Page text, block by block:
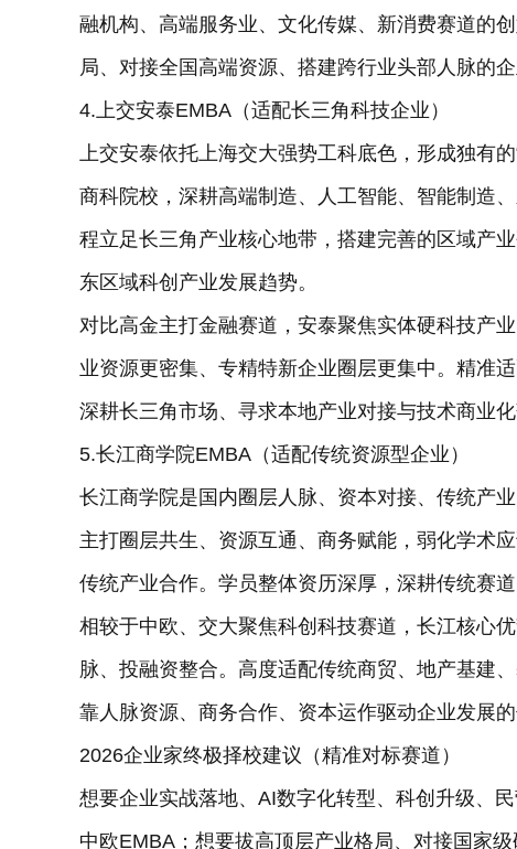
融机构、高端服务业、文化传媒、新消费赛道的
局、对接全国高端资源、搭建跨行业头部人脉的企
4.上交安泰EMBA（适配长三角科技企业）
上交安泰依托上海交大强势工科底色，形成独有
商科院校，深耕高端制造、人工智能、智能制造
程立足长三角产业核心地带，搭建完善的区域产
东区域科创产业发展趋势。
对比高金主打金融赛道，安泰聚焦实体硬科技产
业资源更密集、专精特新企业圈层更集中。精准
深耕长三角市场、寻求本地产业对接与技术商业化
5.长江商学院EMBA（适配传统资源型企业）
长江商学院是国内圈层人脉、资本对接、传统产
主打圈层共生、资源互通、商务赋能，弱化学术
传统产业合作。学员整体资历深厚，深耕传统赛
相较于中欧、交大聚焦科创科技赛道，长江核心
脉、投融资整合。高度适配传统商贸、地产基建
靠人脉资源、商务合作、资本运作驱动企业发展的
2026企业家终极择校建议（精准对标赛道）
想要企业实战落地、AI数字化转型、科创升级、
中欧EMBA；想要拔高顶层产业格局、对接国家